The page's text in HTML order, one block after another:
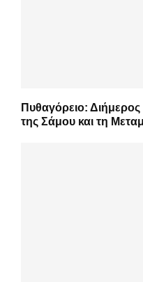
Πυθαγόρειο:
της Σάμου και τη